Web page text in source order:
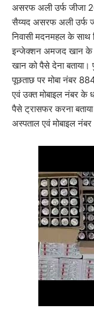
असरफ अली उर्फ जीजा
सैय्यद असरफ अली उर्फ
निवासी मदनमहल के
इन्जेक्शन अमजद खान के
खान को पैसे देना
पूछताछ पर मोबा नंबर
एवं उक्त मोबाइल नंबर के
पैसे ट्रासफर करना
अस्पताल एवं मोबाइल नंबर